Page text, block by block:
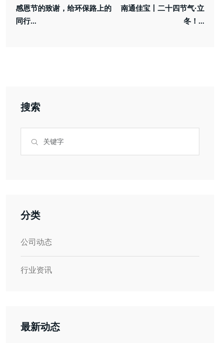
感恩节的致谢，给环保路上的
同行...
南通佳宝丨二十四节气·立
冬！...
搜索
分类
公司动态
行业资讯
最新动态